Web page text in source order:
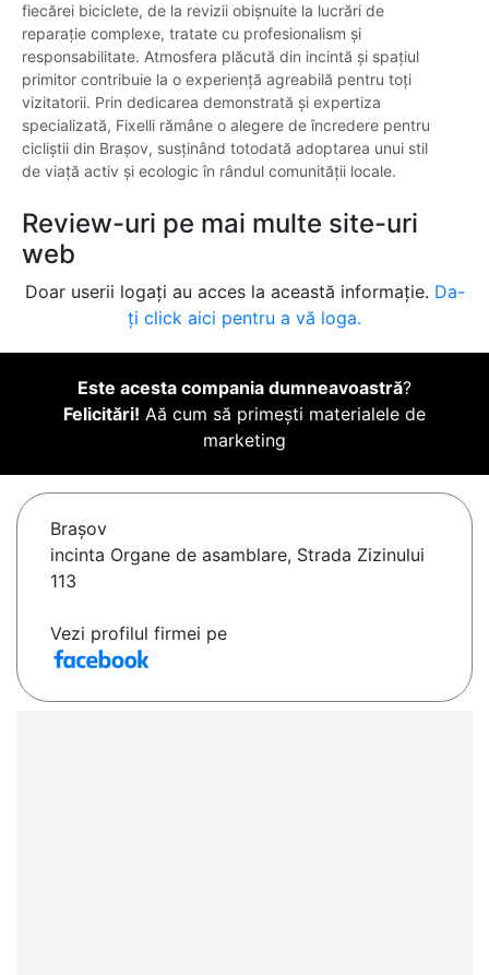
fiecărei biciclete, de la revizii obișnuite la lucrări de
reparație complexe, tratate cu profesionalism și
responsabilitate. Atmosfera plăcută din incintă și spațiul
primitor contribuie la o experiență agreabilă pentru toți
vizitatorii. Prin dedicarea demonstrată și expertiza
specializată, Fixelli rămâne o alegere de încredere pentru
cicliștii din Brașov, susținând totodată adoptarea unui stil
de viață activ și ecologic în rândul comunității locale.
Review-uri pe mai multe site-uri
web
Doar userii logați au acces la această informație. Da-
ți click aici pentru a vă loga.
Este acesta compania dumneavoastră?
Felicitări! Aă cum să primești materialele de
marketing
Braşov
incinta Organe de asamblare, Strada Zizinului
113
Vezi profilul firmei pe